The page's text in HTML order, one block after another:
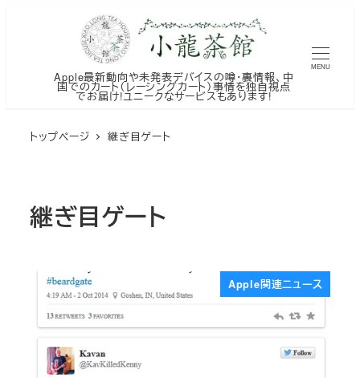
Apple最新動向や未発表デバイスの噂・裏情報、中
国でのカート（レーシングカート）事情を独自視点
でお届け!ユニークなサービスもあります!
MENU
トップページ 継ぎ目ゲート
継ぎ目ゲート
Apple関連ニュース